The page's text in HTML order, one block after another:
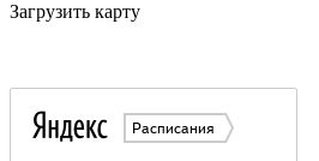
Загрузить карту